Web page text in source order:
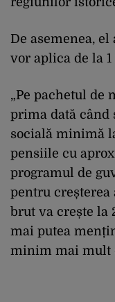
De asemenea,
vor aplica de la
„Pe pachetul de
prima dată când
socială minimă
pensiile cu
programul de
pentru
brut va crește la
mai putea
minim mai mult